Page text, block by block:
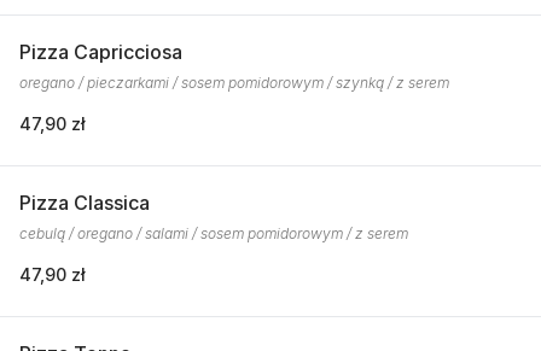
Pizza Capricciosa
oregano / pieczarkami / sosem pomidorowym / szynką / z serem
47,90 zł
Pizza Classica
cebulą / oregano / salami / sosem pomidorowym / z serem
47,90 zł